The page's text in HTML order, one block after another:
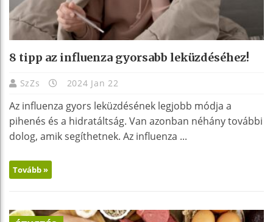
8 tipp az influenza gyorsabb leküzdéséhez!
SzZs 2024 Jan 22
Az influenza gyors leküzdésének legjobb módja a
pihenés és a hidratáltság. Van azonban néhány további
dolog, amik segíthetnek. Az influenza ...
Tovább »